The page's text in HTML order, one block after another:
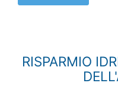
RISPARMIO